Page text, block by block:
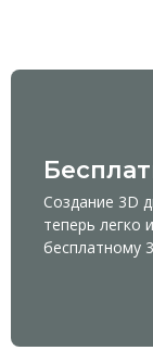
Создание 3D
теперь легко
бесплатному